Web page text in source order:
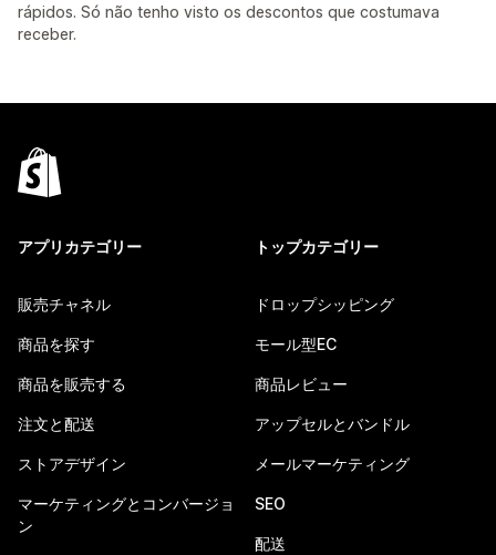
rápidos. Só não tenho visto os descontos que costumava
receber.
アプリカテゴリー
販売チャネル
商品を探す
商品を販売する
注文と配送
ストアデザイン
マーケティングとコンバージョ
ン
トップカテゴリー
ドロップシッピング
モール型EC
商品レビュー
アップセルとバンドル
メールマーケティング
SEO
配送